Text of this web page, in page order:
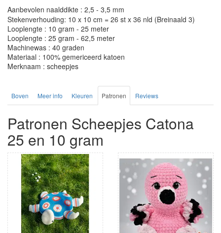
Aanbevolen naalddikte : 2,5 - 3,5 mm
Stekenverhouding: 10 x 10 cm = 26 st x 36 nld (Breinaald 3)
Looplengte : 10 gram - 25 meter
Looplengte : 25 gram - 62,5 meter
Machinewas : 40 graden
Materiaal : 100% gemericeerd katoen
Merknaam : scheepjes
Boven Meer info Kleuren Patronen Reviews
Patronen Scheepjes Catona
25 en 10 gram